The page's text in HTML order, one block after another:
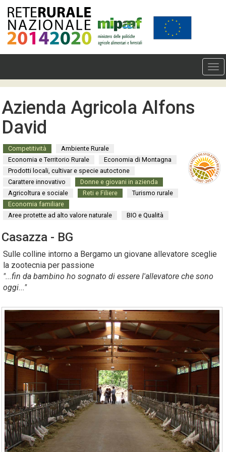
Azienda Agricola Alfons
David
Competitività
Ambiente Rurale
Economia e Territorio Rurale
Economia di Montagna
Prodotti locali, cultivar e specie autoctone
Carattere innovativo
Donne e giovani in azienda
Agricoltura e sociale
Reti e Filiere
Turismo rurale
Economia familiare
Aree protette ad alto valore naturale
BIO e Qualità
Casazza - BG
Sulle colline intorno a Bergamo un giovane allevatore sceglie
la zootecnia per passione
"...fin da bambino ho sognato di essere l'allevatore che sono
oggi..."